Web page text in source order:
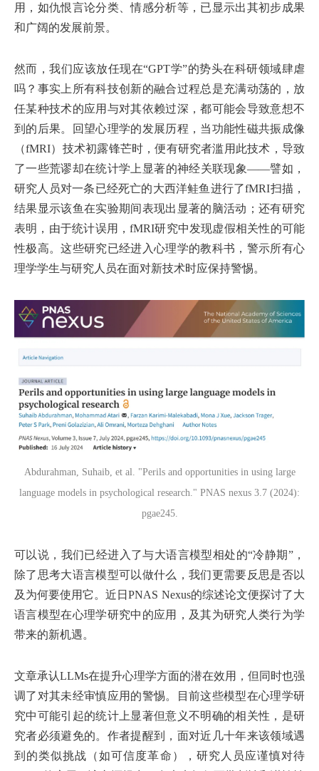
用，如仇恨言论分类、情感分析等，已显示出其初步成果
和广阔的发展前景。
然而，我们应该放任现在“GPT学”的势头在科研领域肆虐
吗？事实上所有科技创新的融合过程总是充满动荡的，放
任某种技术的应用与对其依赖过深，都可能会导致意想不
到的后果。回望心理学的发展历程，当功能性磁共振成像
（fMRI）技术初露锋芒时，便有研究者滥用此技术，导致
了一些荒谬却在统计学上显著的神经关联现象——譬如，
研究人员对一条已经死亡的大西洋鲑鱼进行了fMRI扫描，
结果显示该鱼在实验期间表现出显著的脑活动；还有研究
表明，由于统计误用，fMRI研究中发现虚假相关性的可能
性极高。这些研究已经进入心理学的教科书，警示所有心
理学学生与研究人员在面对新技术时应保持警惕。
Abdurahman, Suhaib, et al. "Perils and opportunities in using large
language models in psychological research." PNAS nexus 3.7 (2024):
pgae245.
可以说，我们已经进入了与大语言模型相处的“冷静期”，
除了思考大语言模型可以做什么，我们更需要反思是否以
及为何要使用它。近日PNAS Nexus的综述论文便探讨了大
语言模型在心理学研究中的应用，及其为研究人类行为学
带来的新机遇。
文章承认LLMs在提升心理学方面的潜在效用，但同时也强
调了对其未经审慎应用的警惕。目前这些模型在心理学研
究中可能引起的统计上显著但意义不明确的相关性，是研
究者必须避免的。作者提醒到，面对近几十年来该领域遇
到的类似挑战（如可信度革命），研究人员应谨慎对待